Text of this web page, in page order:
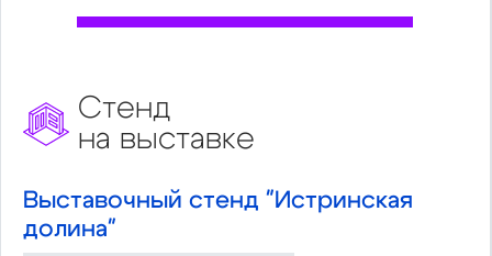
Стенд
на выставке
Выставочный стенд "Истринская
долина"